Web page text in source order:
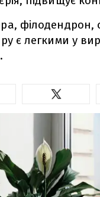
філодендрон,
є легкими у